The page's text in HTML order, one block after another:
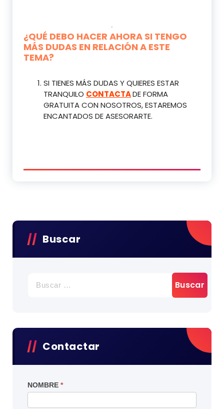
¿QUÉ DEBO HACER AHORA SI TENGO
MÁS DUDAS EN RELACIÓN A ESTE
TEMA?
SI TIENES MÁS DUDAS Y QUIERES ESTAR
TRANQUILO CONTACTADE FORMA
GRATUITA CON NOSOTROS, ESTAREMOS
ENCANTADOS DE ASESORARTE.
Buscar
Contactar
NOMBRE *